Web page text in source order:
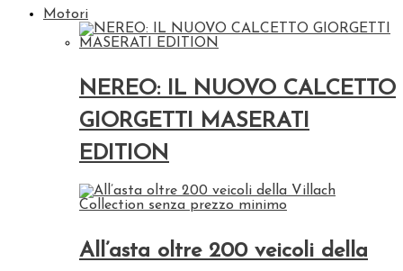
Motori
NEREO: IL NUOVO CALCETTO
GIORGETTI MASERATI
EDITION
All’asta oltre 200 veicoli della